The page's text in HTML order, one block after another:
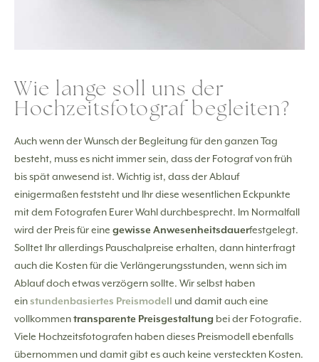
Wie lange soll uns der
Hochzeitsfotograf begleiten?
Auch wenn der Wunsch der Begleitung für den ganzen Tag
besteht, muss es nicht immer sein, dass der Fotograf von früh
bis spät anwesend ist. Wichtig ist, dass der Ablauf
einigermaßen feststeht und Ihr diese wesentlichen Eckpunkte
mit dem Fotografen Eurer Wahl durchbesprecht. Im Normalfall
wird der Preis für eine gewisse Anwesenheitsdauerfestgelegt.
Solltet Ihr allerdings Pauschalpreise erhalten, dann hinterfragt
auch die Kosten für die Verlängerungsstunden, wenn sich im
Ablauf doch etwas verzögern sollte. Wir selbst haben
einstundenbasiertes Preismodell und damit auch eine
vollkommentransparente Preisgestaltung bei der Fotografie.
Viele Hochzeitsfotografen haben dieses Preismodell ebenfalls
übernommen und damit gibt es auch keine versteckten Kosten.